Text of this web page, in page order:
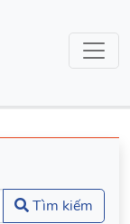
Tìm kiếm